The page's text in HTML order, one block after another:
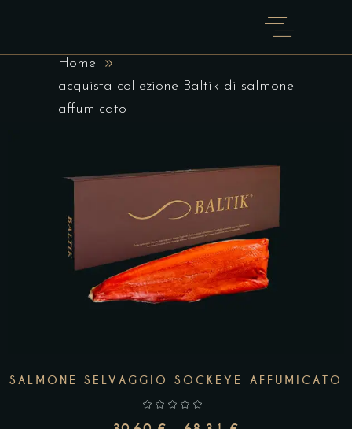
Home
acquista collezione Baltik di salmone
affumicato
SALMONE SELVAGGIO SOCKEYE AFFUMICATO